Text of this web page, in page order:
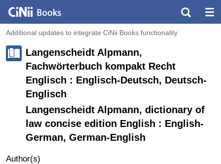
Additional updates to integrate CiNii Books functionality
Langenscheidt Alpmann,
Fachwörterbuch kompakt Recht
Englisch : Englisch-Deutsch, Deutsch-
Englisch
Langenscheidt Alpmann, dictionary of
law concise edition English : English-
German, German-English
Author(s)